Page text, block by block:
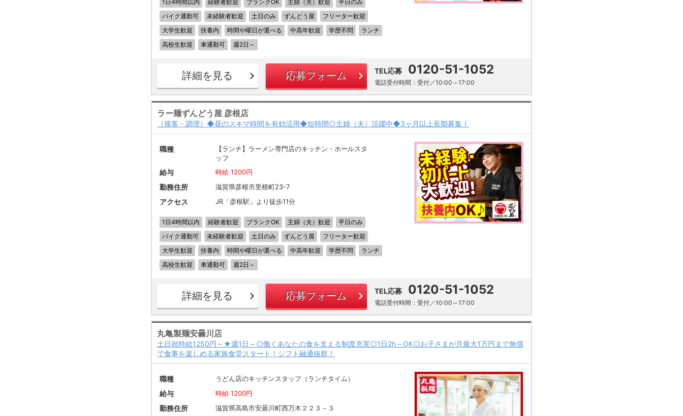
1日4時間以内 経験者歓迎 ブランクOK 主婦（夫）歓迎
平日のみ
バイク通勤可
未経験者歓迎 土日のみ ずんどう屋
フリーター歓迎
大学生歓迎
扶養内 時間や曜日が選べる 中高年歓迎 学歴不問
ランチ
高校生歓迎
車通勤可 週2日～
詳細を見る 応募フォーム TEL応募 0120-51-1052
電話受付時間：受付／10:00～17:00
ラー麺ずんどう屋 彦根店
［接客・調理］◆昼のスキマ時間を有効活用◆短時間◎主婦（夫）活躍中◆3ヶ月以上長期募集！
職種
【ランチ】ラーメン専門店のキッチン・ホールスタ
ッフ
給与 時給 1200円
勤務住所 滋賀県彦根市里根町23-7
アクセス JR「彦根駅」より徒歩11分
1日4時間以内 経験者歓迎 ブランクOK 主婦（夫）歓迎
平日のみ
バイク通勤可
未経験者歓迎 土日のみ ずんどう屋
フリーター歓迎
大学生歓迎
扶養内 時間や曜日が選べる 中高年歓迎 学歴不問
ランチ
高校生歓迎
車通勤可 週2日～
詳細を見る 応募フォーム TEL応募 0120-51-1052
電話受付時間：受付／10:00～17:00
丸亀製麺安曇川店
土日祝時給1250円～★週1日～◎働くあなたの食を支える制度充実◎1日2h～OK◎お子さまが月最大1万円まで無償
で食事を楽しめる家族食堂スタート！シフト融通抜群！
職種 うどん店のキッチンスタッフ（ランチタイム）
給与 時給 1200円
勤務住所 滋賀県高島市安曇川町西万木２２３－３